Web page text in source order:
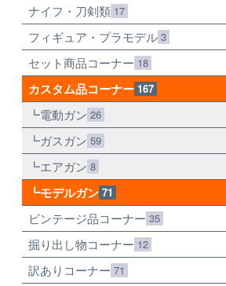
ナイフ・刀剣類 17
フィギュア・プラモデル 3
セット商品コーナー 18
カスタム品コーナー 167
電動ガン 26
ガスガン 59
エアガン 8
モデルガン 71
ビンテージ品コーナー 35
掘り出し物コーナー 12
訳ありコーナー 71